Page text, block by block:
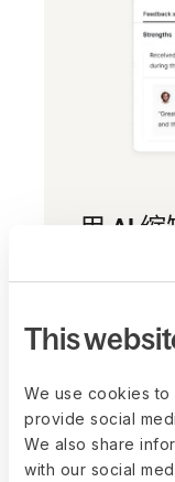
This
We use cookies
provide social
We also share
with our social
用 AI
使用 AI 驱
位、候选人